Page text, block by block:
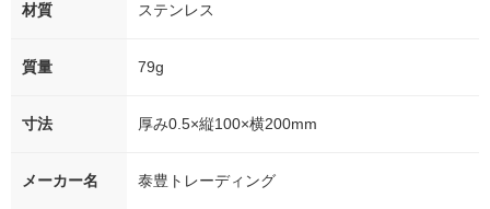
材質 ステンレス
質量 79g
寸法 厚み0.5×縦100×横200mm
メーカー名 泰豊トレーディング